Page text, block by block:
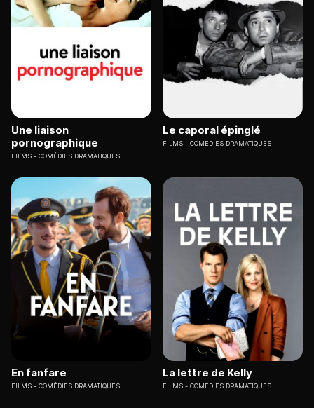
Une liaison
pornographique
FILMS COMÉDIES DRAMATIQUES
Le caporal épinglé
FILMS COMÉDIES DRAMATIQUES
En fanfare
FILMS COMÉDIES DRAMATIQUES
La lettre de Kelly
FILMS COMÉDIES DRAMATIQUES